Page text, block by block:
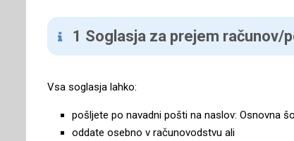
1 Soglasja za prejem računov/
Vsa soglasja lahko:
pošljete po navadni pošti na naslov: Osnovna
oddate osebno v računovodstvu ali